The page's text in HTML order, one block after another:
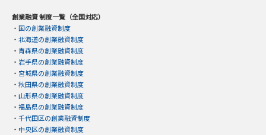
創業融資 制度一覧（全国対応）
・ 国の創業融資制度
・ 北海道の創業融資制度
・ 青森県の創業融資制度
・ 岩手県の創業融資制度
・ 宮城県の創業融資制度
・ 秋田県の創業融資制度
・ 山形県の創業融資制度
・ 福島県の創業融資制度
・ 千代田区の創業融資制度
・ 中央区の創業融資制度